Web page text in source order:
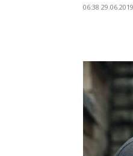
06:38 29.06.2019